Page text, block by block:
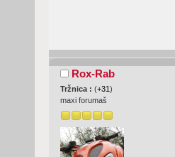
Rox-Rab
Tržnica : (+31)
maxi forumaš